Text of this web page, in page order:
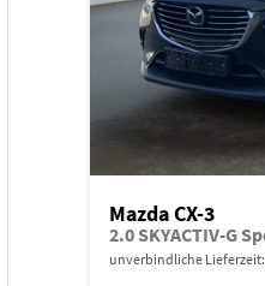
Mazda CX-3
unverbindliche Lieferzeit: